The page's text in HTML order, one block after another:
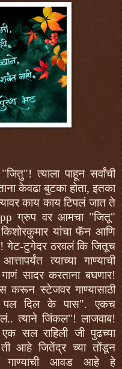
त्याला पाहून सर्वांची
केवढा बुटका होता, इतका
काय काय टिपलं जात ते
ग्रुप वर आमचा "जितू"
यांचा फॅन आणि
गेट-टुगेदर ठरवलं कि जितूच
त्याच्या गाण्याची
सादर करताना बघणार!
करून स्टेजवर गाण्यासाठी
पल दिल के पास". एकच
त्याने जिंकल"! लाजवाब!
सल राहिली जी पुढच्या
आहे जितेंद्र च्या तोंडून
गाण्याची आवड आहे हे